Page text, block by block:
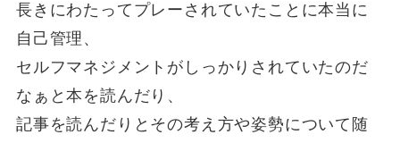
長きにわたってプレーされていたことに本当に
自己管理、
セルフマネジメントがしっかりされていたのだ
なぁと本を読んだり、
記事を読んだりとその考え方や姿勢について随